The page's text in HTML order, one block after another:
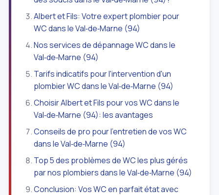
Albert et Fils: Votre expert plombier pour
WC dans le Val‑de‑Marne (94)
Nos services de dépannage WC dans le
Val‑de‑Marne (94)
Tarifs indicatifs pour l'intervention d'un
plombier WC dans le Val‑de‑Marne (94)
Choisir Albert et Fils pour vos WC dans le
Val‑de‑Marne (94): les avantages
Conseils de pro pour l'entretien de vos WC
dans le Val‑de‑Marne (94)
Top 5 des problèmes de WC les plus gérés
par nos plombiers dans le Val‑de‑Marne (94)
Conclusion: Vos WC en parfait état avec